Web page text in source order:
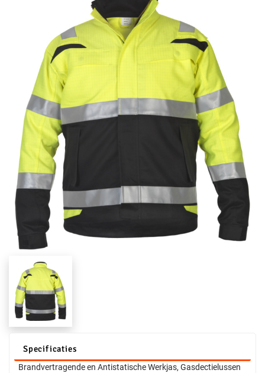
Specificaties
Brandvertragende en Antistatische Werkjas, Gasdectielussen